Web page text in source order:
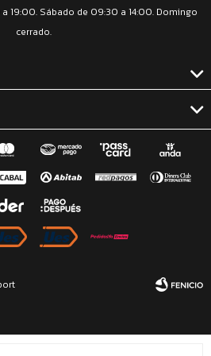
19:00. Sábado de 09:30 a 14:00. Domingo
cerrado.